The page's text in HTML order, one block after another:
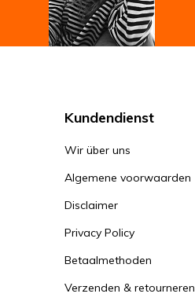
Kundendienst
Wir über uns
Algemene voorwaarden
Disclaimer
Privacy Policy
Betaalmethoden
Verzenden & retourneren